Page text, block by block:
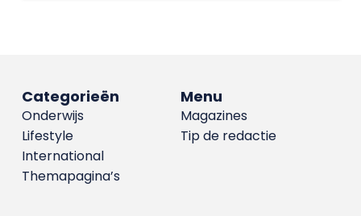
Menu
Magazines
Tip de redactie
Categorieën
Onderwijs
Lifestyle
International
Themapagina’s